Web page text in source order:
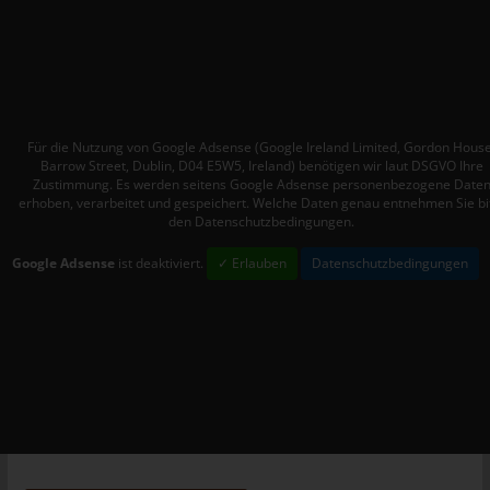
Für die Nutzung von Google Adsense (Google Ireland Limited, Gordon
Barrow Street, Dublin, D04 E5W5, Ireland) benötigen wir laut DSGVO Ihre
Zustimmung. Es werden seitens Google Adsense personenbezogene Daten
erhoben, verarbeitet und gespeichert. Welche Daten genau entnehmen Sie
den Datenschutzbedingungen.
Google Adsense ist deaktiviert. ✓ Erlauben Datenschutzbedingungen
i) Empfänger
Empfänger ist eine natürliche oder juristische Person, Behörde,
Einrichtung oder andere Stelle, der personenbezogene Daten
einen Dritten handelt oder nicht. Behörden, die im Rahmen